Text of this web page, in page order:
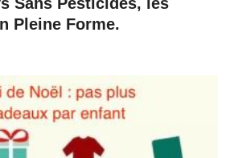
Pleine Forme.